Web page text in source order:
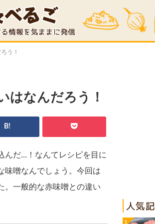
う！
はなんだろう！
B!
んだ…！なんてレシピを目に
味噌なんでしょう。今回は
。一般的な赤味噌との違い